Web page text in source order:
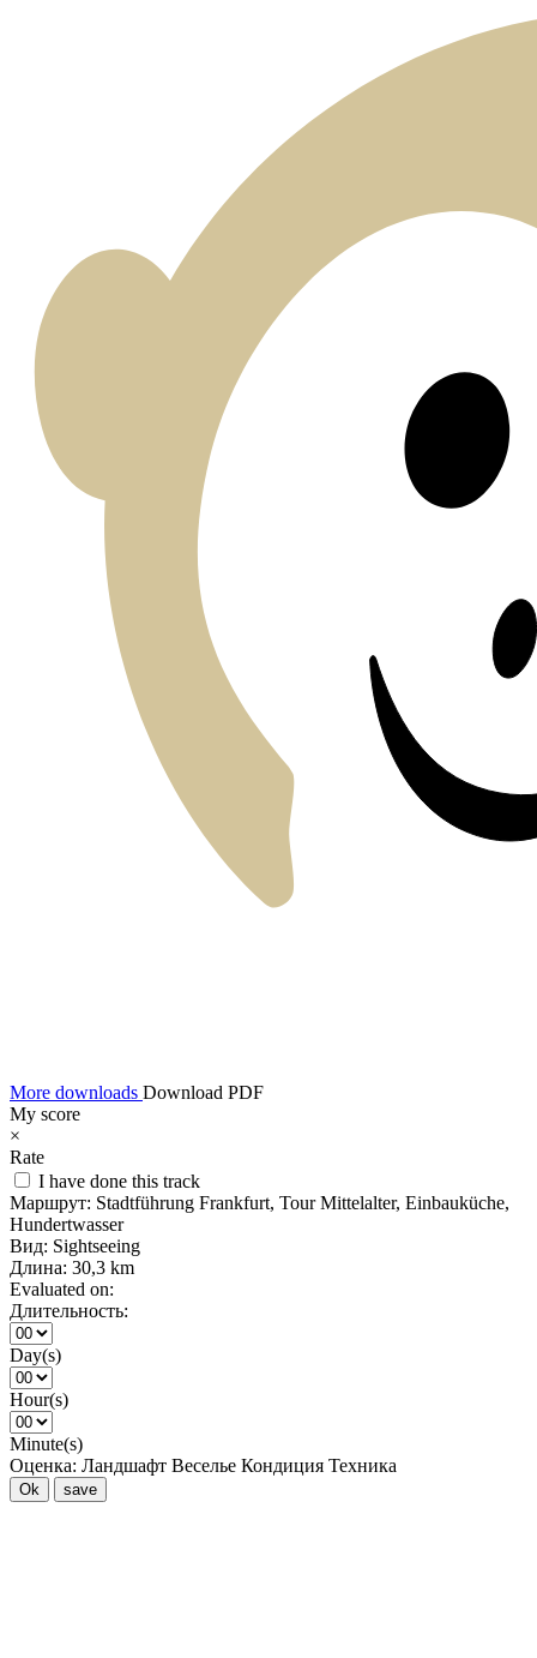
More downloads Download PDF
My score
×
Rate
I have done this track
Маршрут: Stadtführung Frankfurt, Tour Mittelalter, Einbauküche,
Hundertwasser
Вид: Sightseeing
Длина: 30,3 km
Evaluated on:
Длительность:
Day(s)
Hour(s)
Minute(s)
Оценка: Ландшафт Веселье Кондиция Техника
Ok save